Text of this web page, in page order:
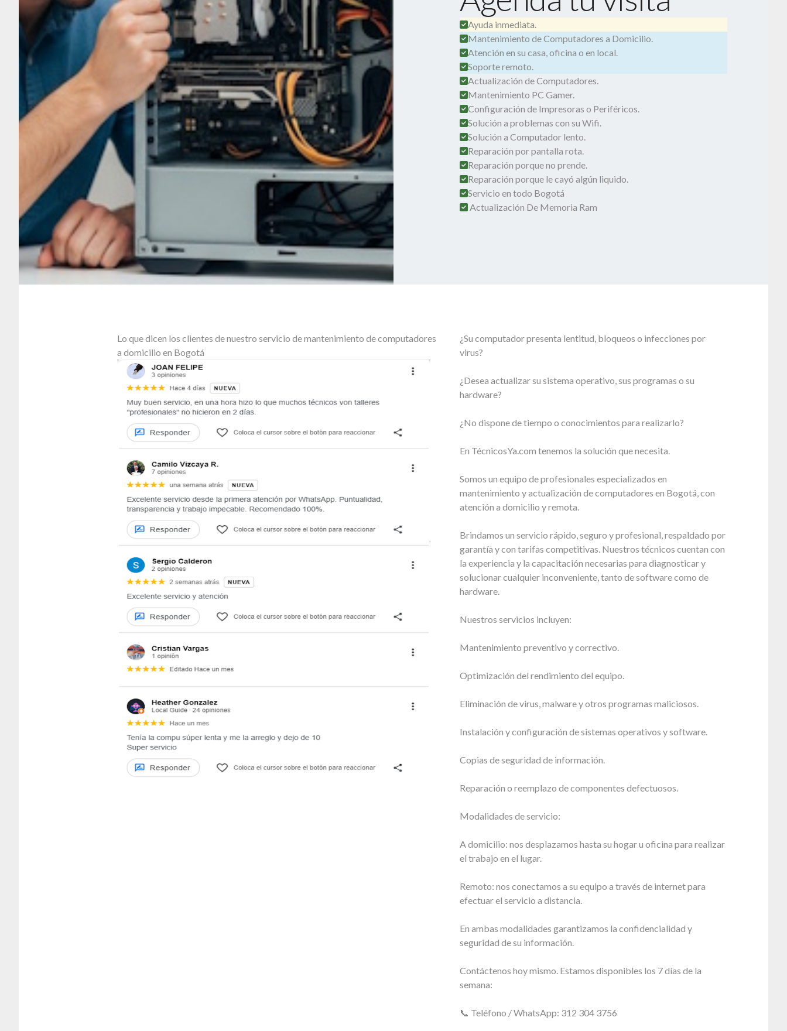
Ayuda inmediata.
Mantenimiento de Computadores a Domicilio.
Atención en su casa, oficina o en local.
Soporte remoto.
Actualización de Computadores.
Mantenimiento PC Gamer.
Configuración de Impresoras o Periféricos.
Solución a problemas con su Wifi.
Solución a Computador lento.
Reparación por pantalla rota.
Reparación porque no prende.
Reparación porque le cayó algún liquido.
Servicio en todo Bogotá
Actualización De Memoria Ram
Lo que dicen los clientes de nuestro servicio de mantenimiento de computadores
a domicilio en Bogotá
¿Su computador presenta lentitud, bloqueos o infecciones por
virus?
¿Desea actualizar su sistema operativo, sus programas o su
hardware?
¿No dispone de tiempo o conocimientos para realizarlo?
En TécnicosYa.com tenemos la solución que necesita.
Somos un equipo de profesionales especializados en
mantenimiento y actualización de computadores en Bogotá, con
atención a domicilio y remota.
Brindamos un servicio rápido, seguro y profesional, respaldado por
garantía y con tarifas competitivas. Nuestros técnicos cuentan con
la experiencia y la capacitación necesarias para diagnosticar y
solucionar cualquier inconveniente, tanto de software como de
hardware.
Nuestros servicios incluyen:
Mantenimiento preventivo y correctivo.
Optimización del rendimiento del equipo.
Eliminación de virus, malware y otros programas maliciosos.
Instalación y configuración de sistemas operativos y software.
Copias de seguridad de información.
Reparación o reemplazo de componentes defectuosos.
Modalidades de servicio:
A domicilio: nos desplazamos hasta su hogar u oficina para realizar
el trabajo en el lugar.
Remoto: nos conectamos a su equipo a través de internet para
efectuar el servicio a distancia.
En ambas modalidades garantizamos la confidencialidad y
seguridad de su información.
Contáctenos hoy mismo. Estamos disponibles los 7 días de la
semana:
📞 Teléfono / WhatsApp: 312 304 3756